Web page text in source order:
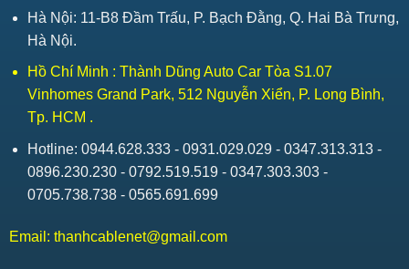
Hà Nội: 11-B8 Đầm Trấu, P. Bạch Đằng, Q. Hai Bà Trưng,
Hà Nội.
Hồ Chí Minh : Thành Dũng Auto Car Tòa S1.07
Vinhomes Grand Park, 512 Nguyễn Xiển, P. Long Bình,
Tp. HCM .
Hotline: 0944.628.333 - 0931.029.029 - 0347.313.313 -
0896.230.230 - 0792.519.519 - 0347.303.303 -
0705.738.738 - 0565.691.699
Email: thanhcablenet@gmail.com